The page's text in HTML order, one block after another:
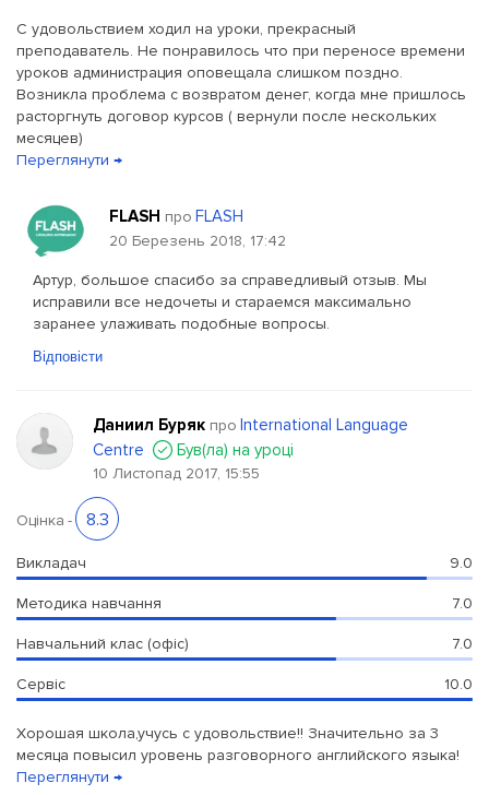
С удовольствием ходил на уроки, прекрасный
преподаватель. Не понравилось что при переносе времени
уроков администрация оповещала слишком поздно.
Возникла проблема с возвратом денег, когда мне пришлось
расторгнуть договор курсов ( вернули после нескольких
месяцев)
Переглянути →
FLASH про FLASH
20 Березень 2018, 17:42
Артур, большое спасибо за справедливый отзыв. Мы
исправили все недочеты и стараемся максимально
заранее улаживать подобные вопросы.
Відповісти
Даниил Буряк про International Language
Сentre
Був(ла) на уроці
10 Листопад 2017, 15:55
Оцінка - 8.3
Викладач 9.0
Методика навчання 7.0
Навчальний клас (офіс) 7.0
Сервіс 10.0
Хорошая школа,учусь с удовольствие!! Значительно за 3
месяца повысил уровень разговорного английского языка!
Переглянути →